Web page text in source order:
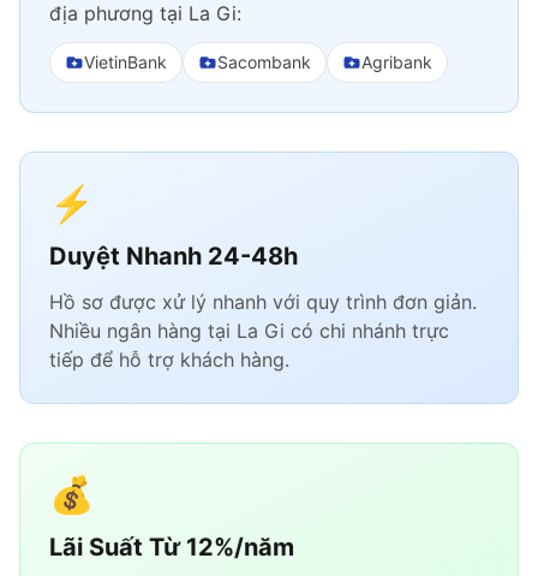
địa phương tại La Gi:
VietinBank Sacombank Agribank
⚡
Duyệt Nhanh 24-48h
Hồ sơ được xử lý nhanh với quy trình đơn giản.
Nhiều ngân hàng tại La Gi có chi nhánh trực
tiếp để hỗ trợ khách hàng.
💰
Lãi Suất Từ 12%/năm